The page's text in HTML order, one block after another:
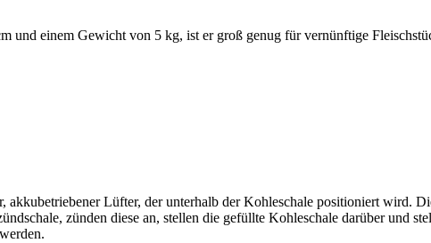
einem Gewicht von 5 kg, ist er groß genug für vernünftige
Lüfter, der unterhalb der Kohleschale positioniert wird.
zünden diese an, stellen die gefüllte Kohleschale darüber und